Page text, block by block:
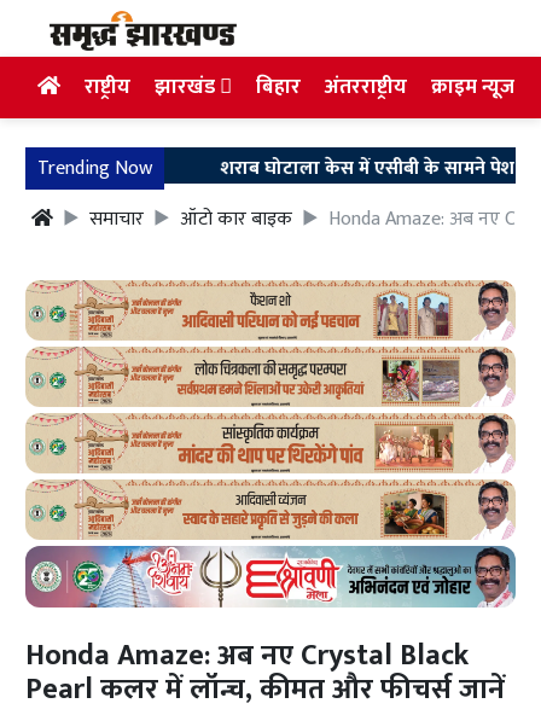
राष्ट्रीय झारखंड बिहार अंतरराष्ट्रीय क्राइम न्यूज
Trending Now
शराब घोटाला केस में एसीबी के सामने पेश हुए अरुण
समाचार
ऑटो कार बाइक Honda Amaze: अब नए
Honda Amaze: अब नए Crystal Black
Pearl कलर में लॉन्च, कीमत और फीचर्स जानें